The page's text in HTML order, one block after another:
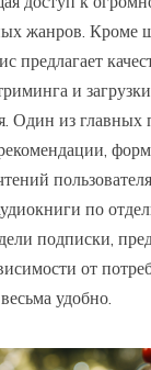
жанров. Кроме
предлагает
и
Один из главных
по
подписки,
от
удобно.